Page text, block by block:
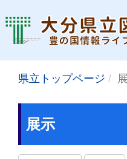
県立トップページ
展示